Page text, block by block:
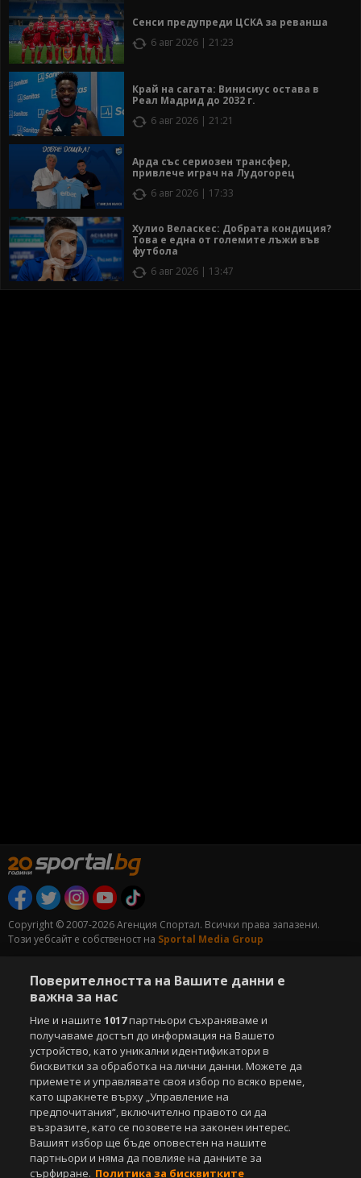
Сенси предупреди ЦСКА за реванша
6 авг 2026 | 21:23
Край на сагата: Винисиус остава в
Реал Мадрид до 2032 г.
6 авг 2026 | 21:21
Арда със сериозен трансфер,
привлече играч на Лудогорец
6 авг 2026 | 17:33
Хулио Веласкес: Добрата кондиция?
Това е една от големите лъжи във
футбола
6 авг 2026 | 13:47
Copyright © 2007-2026 Агенция Спортал. Всички права запазени.
Този уебсайт е собственост на Sportal Media Group
Етични правила на НСС
Лични данни
Съдържанието на този уеб сайт и технологиите, използвани в него, са
под закрила на Закона за авторското право и сродните му права.
Всички статии, репортажи, интервюта и други текстови, графични и
видео материали, публикувани в сайта, са собственост на Агенция
Спортал, освен ако изрично е посочено друго. Допуска се
публикуване на текстови материали само след писмено съгласие на
Агенция Спортал, посочване на източника и добавяне на линк към
www.sportal.bg. Използването на графични и видео материали,
публикувани в сайта, е строго забранено. Нарушителите ще бъдат
санкционирани с цялата строгост на закона.
Поверителността на Вашите данни е
важна за нас
Ние и нашите1017партньори съхраняваме и
получаваме достъп до информация на Вашето
устройство, като уникални идентификатори в
бисквитки за обработка на лични данни. Можете да
приемете и управлявате своя избор по всяко време,
като щракнете върху „Управление на
предпочитания“, включително правото си да
възразите, като се позовете на законен интерес.
Вашият избор ще бъде оповестен на нашите
партньори и няма да повлияе на данните за
сърфиране. Политика за бисквитките